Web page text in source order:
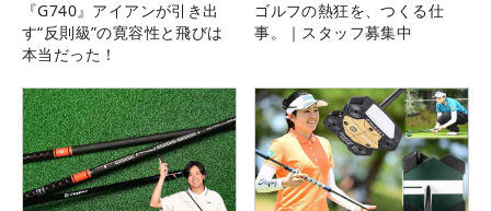
『G740』アイアンが引き出
す“反則級”の寛容性と飛びは
本当だった！
ゴルフの熱狂を、つくる仕
事。｜スタッフ募集中